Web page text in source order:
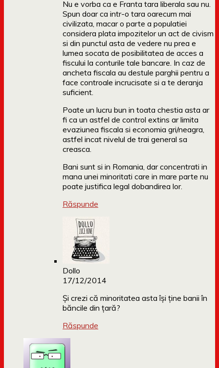
Nu e vorba ca e Franta tara liberala sau nu.
Spun doar ca intr-o tara oarecum mai
civilizata, macar o parte a populatiei
considera plata impozitelor un act de civism
si din punctul asta de vedere nu prea e
lumea socata de posibilitatea de acces a
fiscului la conturile tale bancare. In caz de
ancheta fiscala au destule parghii pentru a
face controale incrucisate si a te deranja
suficient.
Poate un lucru bun in toata chestia asta ar
fi ca un astfel de control extins ar limita
evaziunea fiscala si economia gri/neagra,
astfel incat nivelul de trai general sa
creasca.
Bani sunt si in Romania, dar concentrati in
mana unei minoritati care in mare parte nu
poate justifica legal dobandirea lor.
Răspunde
Dollo
17/12/2014
Și crezi că minoritatea asta își ține banii în
băncile din țară?
Răspunde